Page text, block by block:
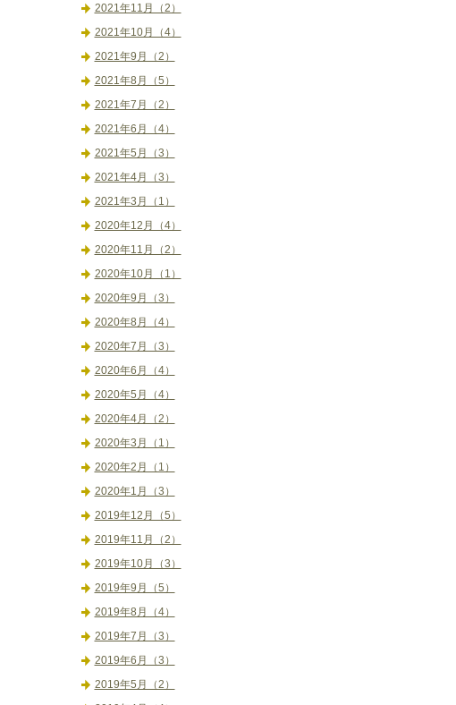
2021年11月（2）
2021年10月（4）
2021年9月（2）
2021年8月（5）
2021年7月（2）
2021年6月（4）
2021年5月（3）
2021年4月（3）
2021年3月（1）
2020年12月（4）
2020年11月（2）
2020年10月（1）
2020年9月（3）
2020年8月（4）
2020年7月（3）
2020年6月（4）
2020年5月（4）
2020年4月（2）
2020年3月（1）
2020年2月（1）
2020年1月（3）
2019年12月（5）
2019年11月（2）
2019年10月（3）
2019年9月（5）
2019年8月（4）
2019年7月（3）
2019年6月（3）
2019年5月（2）